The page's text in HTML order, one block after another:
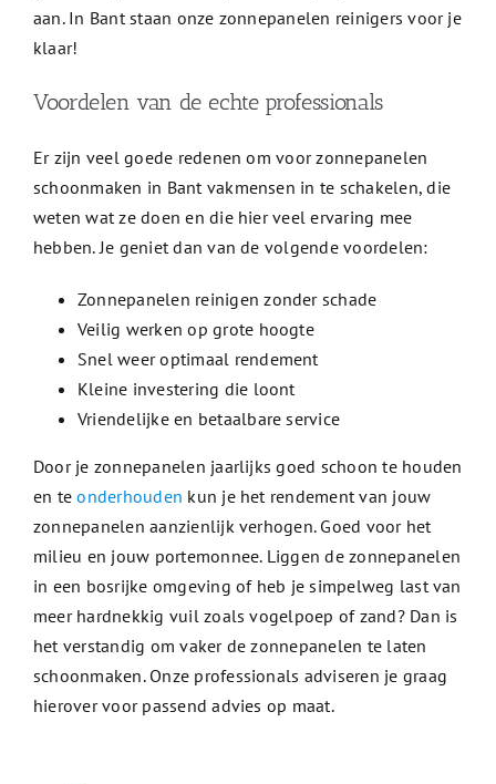
aan. In Bant staan onze zonnepanelen reinigers voor je
klaar!
Voordelen van de echte professionals
Er zijn veel goede redenen om voor zonnepanelen
schoonmaken in Bant vakmensen in te schakelen, die
weten wat ze doen en die hier veel ervaring mee
hebben. Je geniet dan van de volgende voordelen:
Zonnepanelen reinigen zonder schade
Veilig werken op grote hoogte
Snel weer optimaal rendement
Kleine investering die loont
Vriendelijke en betaalbare service
Door je zonnepanelen jaarlijks goed schoon te houden
en teonderhouden kun je het rendement van jouw
zonnepanelen aanzienlijk verhogen. Goed voor het
milieu en jouw portemonnee. Liggen de zonnepanelen
in een bosrijke omgeving of heb je simpelweg last van
meer hardnekkig vuil zoals vogelpoep of zand? Dan is
het verstandig om vaker de zonnepanelen te laten
schoonmaken. Onze professionals adviseren je graag
hierover voor passend advies op maat.